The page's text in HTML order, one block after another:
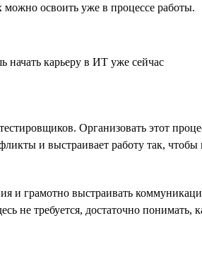
освоить уже в процессе работы.
Организовать этот
и выстраивает работу так,
и грамотно выстраивать
не требуется, достаточно понимать,